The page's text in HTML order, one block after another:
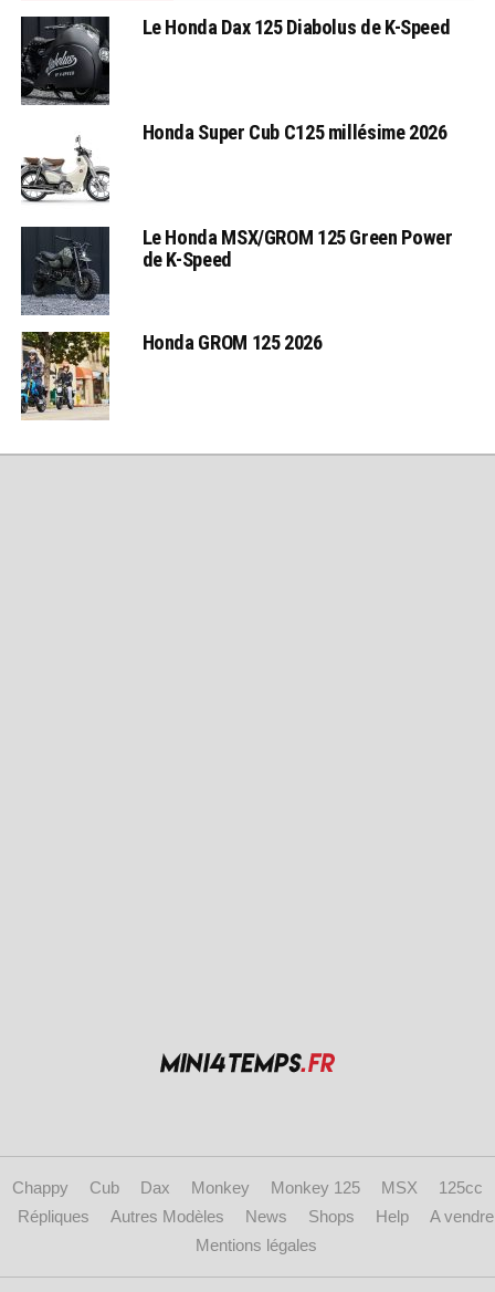
Le Honda Dax 125 Diabolus de K-Speed
Honda Super Cub C125 millésime 2026
Le Honda MSX/GROM 125 Green Power
de K-Speed
Honda GROM 125 2026
Chappy Cub Dax Monkey Monkey 125 MSX
125cc
Répliques
Autres Modèles News Shops Help
A vendre
Mentions légales